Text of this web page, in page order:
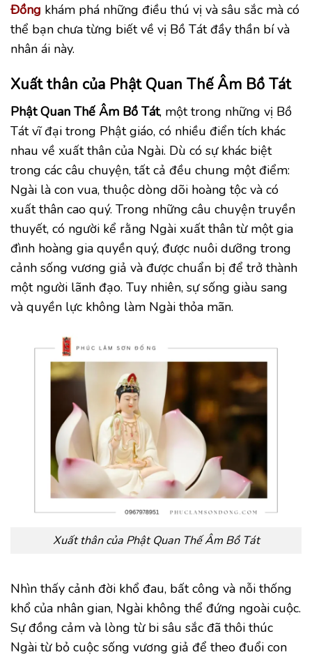
Đồng khám phá những điều thú vị và sâu sắc mà có
thể bạn chưa từng biết về vị Bồ Tát đầy thần bí và
nhân ái này.
Xuất thân của Phật Quan Thế Âm Bồ Tát
Phật Quan Thế Âm Bồ Tát, một trong những vị Bồ
Tát vĩ đại trong Phật giáo, có nhiều điển tích khác
nhau về xuất thân của Ngài. Dù có sự khác biệt
trong các câu chuyện, tất cả đều chung một điểm:
Ngài là con vua, thuộc dòng dõi hoàng tộc và có
xuất thân cao quý. Trong những câu chuyện truyền
thuyết, có người kể rằng Ngài xuất thân từ một gia
đình hoàng gia quyền quý, được nuôi dưỡng trong
cảnh sống vương giả và được chuẩn bị để trở thành
một người lãnh đạo. Tuy nhiên, sự sống giàu sang
và quyền lực không làm Ngài thỏa mãn.
Xuất thân của Phật Quan Thế Âm Bồ Tát
Nhìn thấy cảnh đời khổ đau, bất công và nỗi thống
khổ của nhân gian, Ngài không thể đứng ngoài cuộc.
Sự đồng cảm và lòng từ bi sâu sắc đã thôi thúc
Ngài từ bỏ cuộc sống vương giả để theo đuổi con